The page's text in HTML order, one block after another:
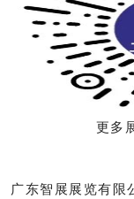
更多
广东智展展览有限